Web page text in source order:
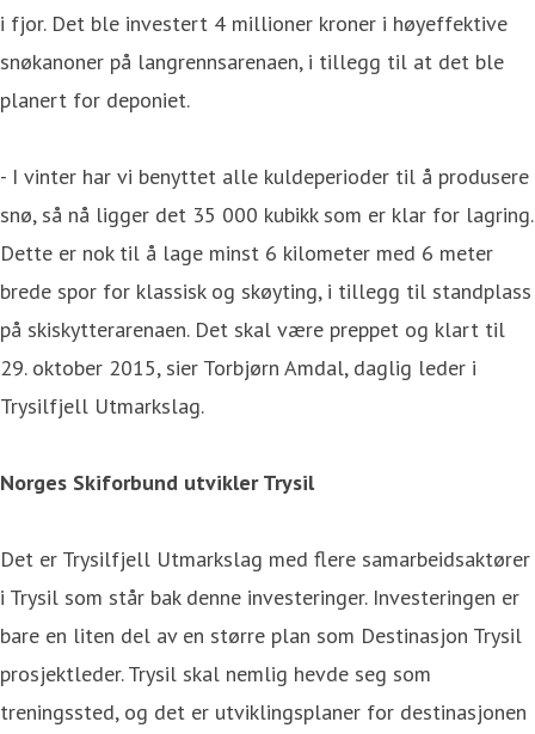
i fjor. Det ble investert 4 millioner kroner i høyeffektive
snøkanoner på langrennsarenaen, i tillegg til at det ble
planert for deponiet.
- I vinter har vi benyttet alle kuldeperioder til å produsere
snø, så nå ligger det 35 000 kubikk som er klar for lagring.
Dette er nok til å lage minst 6 kilometer med 6 meter
brede spor for klassisk og skøyting, i tillegg til standplass
på skiskytterarenaen. Det skal være preppet og klart til
29. oktober 2015, sier Torbjørn Amdal, daglig leder i
Trysilfjell Utmarkslag.
Norges Skiforbund utvikler Trysil
Det er Trysilfjell Utmarkslag med flere samarbeidsaktører
i Trysil som står bak denne investeringer. Investeringen er
bare en liten del av en større plan som Destinasjon Trysil
prosjektleder. Trysil skal nemlig hevde seg som
treningssted, og det er utviklingsplaner for destinasjonen